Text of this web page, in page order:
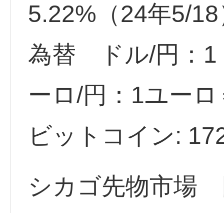
5.22%（24年5/18
為替 ドル/円：
ーロ/円：1ユー
ビットコイン:
シカゴ先物市